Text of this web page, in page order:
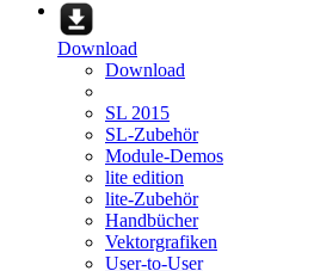
Download
Download
SL 2015
SL-Zubehör
Module-Demos
lite edition
lite-Zubehör
Handbücher
Vektorgrafiken
User-to-User